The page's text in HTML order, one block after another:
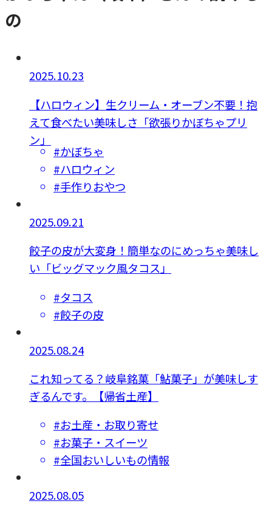
の
2025.10.23
【ハロウィン】生クリーム・オーブン不要！抱
えて食べたい美味しさ「欲張りかぼちゃプリ
ン」
#かぼちゃ
#ハロウィン
#手作りおやつ
2025.09.21
餃子の皮が大変身！簡単なのにめっちゃ美味し
い「ビッグマック風タコス」
#タコス
#餃子の皮
2025.08.24
これ知ってる？岐阜銘菓「鮎菓子」が美味しす
ぎるんです。【帰省土産】
#お土産・お取り寄せ
#お菓子・スイーツ
#全国おいしいもの情報
2025.08.05